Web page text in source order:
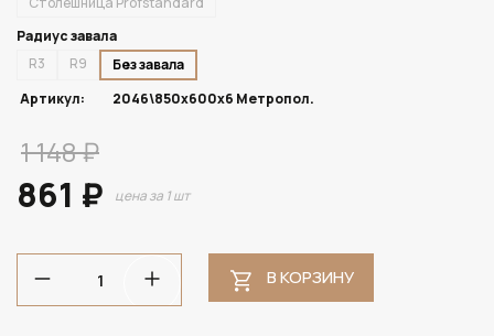
Радиус завала
R3
R9
Без завала
Артикул:
2046\850х600х6 Метропол.
1 148 ₽
861 ₽ цена за 1 шт
В КОРЗИНУ